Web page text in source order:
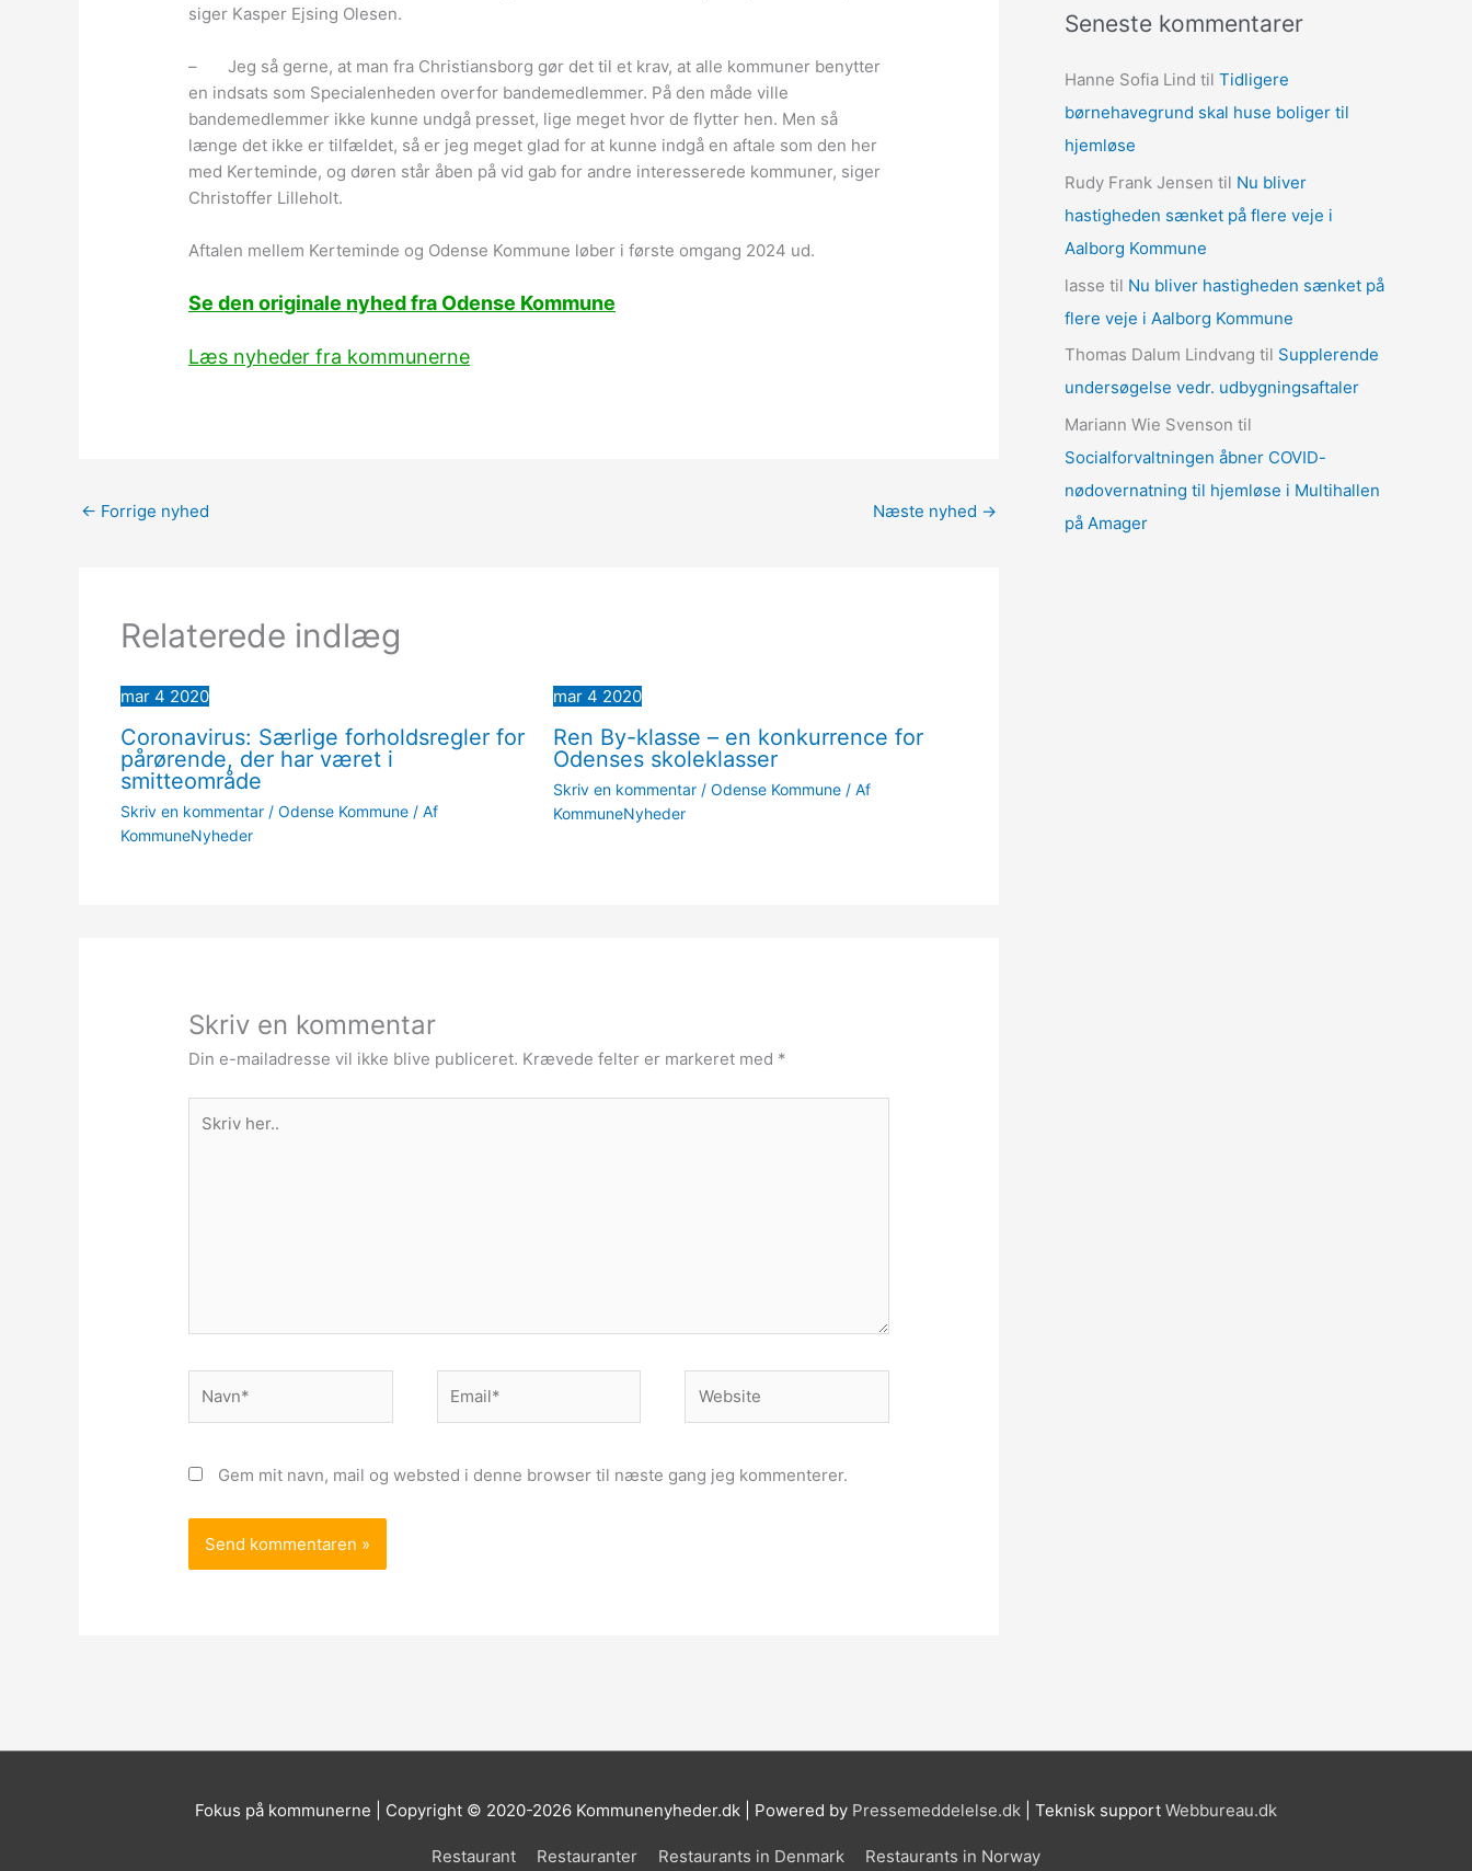
siger Kasper Ejsing Olesen.
– Jeg så gerne, at man fra Christiansborg gør det til et krav, at alle kommuner benytter
en indsats som Specialenheden overfor bandemedlemmer. På den måde ville
bandemedlemmer ikke kunne undgå presset, lige meget hvor de flytter hen. Men så
længe det ikke er tilfældet, så er jeg meget glad for at kunne indgå en aftale som den her
med Kerteminde, og døren står åben på vid gab for andre interesserede kommuner, siger
Christoffer Lilleholt.
Aftalen mellem Kerteminde og Odense Kommune løber i første omgang 2024 ud.
Se den originale nyhed fra Odense Kommune
Læs nyheder fra kommunerne
← Forrige nyhed Næste nyhed →
Relaterede indlæg
mar 4 2020
Coronavirus: Særlige forholdsregler for
pårørende, der har været i
smitteområde
Skriv en kommentar / Odense Kommune/ Af
KommuneNyheder
mar 4 2020
Ren By-klasse – en konkurrence for
Odenses skoleklasser
Skriv en kommentar / Odense Kommune/ Af
KommuneNyheder
Skriv en kommentar
Din e-mailadresse vil ikke blive publiceret. Krævede felter er markeret med *
her..
Gem mit navn, mail og websted i denne browser til næste gang jeg kommenterer.
i
e
r
Seneste kommentarer
Hanne Sofia Lind til Tidligere
børnehavegrund skal huse boliger til
hjemløse
Rudy Frank Jensen til Nu bliver
hastigheden sænket på flere veje i
Aalborg Kommune
lasse til Nu bliver hastigheden sænket på
flere veje i Aalborg Kommune
Thomas Dalum Lindvang til Supplerende
undersøgelse vedr. udbygningsaftaler
Mariann Wie Svenson til
Socialforvaltningen åbner COVID-
nødovernatning til hjemløse i Multihallen
på Amager
Fokus på kommunerne | Copyright © 2020-2026 Kommunenyheder.dk | Powered by Pressemeddelelse.dk | Teknisk support Webbureau.dk
Restaurant Restauranter Restaurants in Denmark Restaurants in Norway